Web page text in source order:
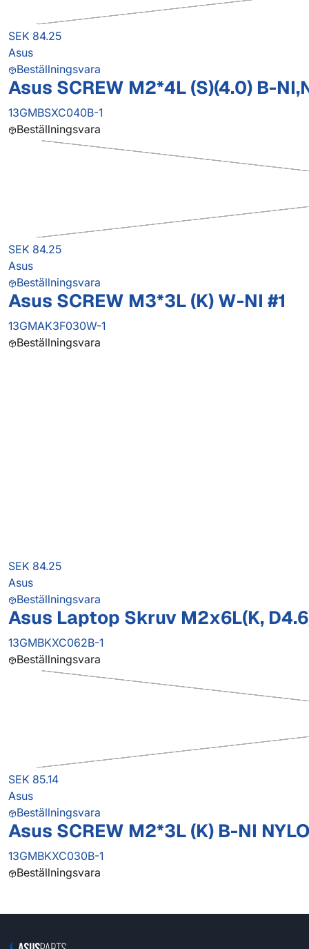
SEK 84.25
Asus
Beställningsvara
Asus SCREW M2*4L (S)(4.0) B-
13GMBSXC040B-1
Beställningsvara
SEK 84.25
Asus
Beställningsvara
Asus SCREW M3*3L (K) W-NI #1
13GMAK3F030W-1
Beställningsvara
SEK 84.25
Asus
Beställningsvara
Asus Laptop Skruv M2x6L(K,
13GMBKXC062B-1
Beställningsvara
SEK 85.14
Asus
Beställningsvara
Asus SCREW M2*3L (K) B-NI
13GMBKXC030B-1
Beställningsvara